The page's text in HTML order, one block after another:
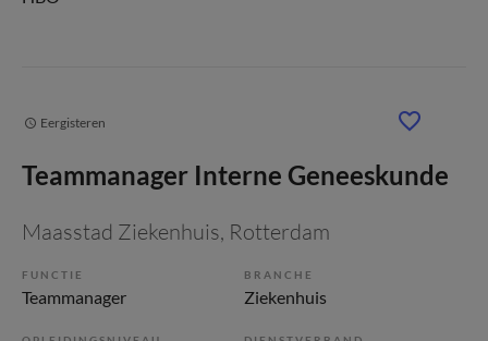
Eergisteren
Teammanager Interne Geneeskunde
Maasstad Ziekenhuis, Rotterdam
FUNCTIE
Teammanager
BRANCHE
Ziekenhuis